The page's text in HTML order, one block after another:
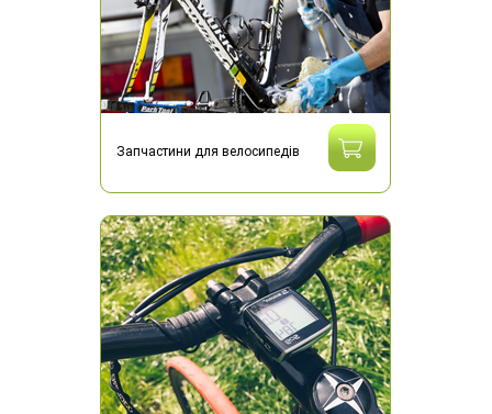
Запчастини для велосипедів